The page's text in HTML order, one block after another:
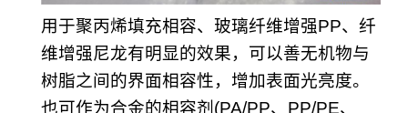
用于聚丙烯填充相容、玻璃纤维增强PP、纤
维增强尼龙有明显的效果，可以善无机物与
树脂之间的界面相容性，增加表面光亮度。
也可作为合金的相容剂(PA/PP、PP/PE、